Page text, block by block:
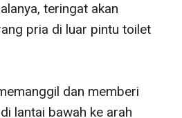
teringat akan
pria di luar pintu toilet
dan memberi
lantai bawah ke arah